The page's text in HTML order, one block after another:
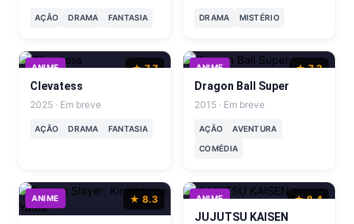
AÇÃO DRAMA FANTASIA DRAMA MISTÉRIO
★ 7.7
ANIME
Clevatess
2025 · Em breve
AÇÃO DRAMA FANTASIA
★ 7.3
ANIME
Dragon Ball Super
2015 · Em breve
AÇÃO AVENTURA
COMÉDIA
★ 8.3
ANIME ★ 8.4
ANIME
JUJUTSU KAISEN